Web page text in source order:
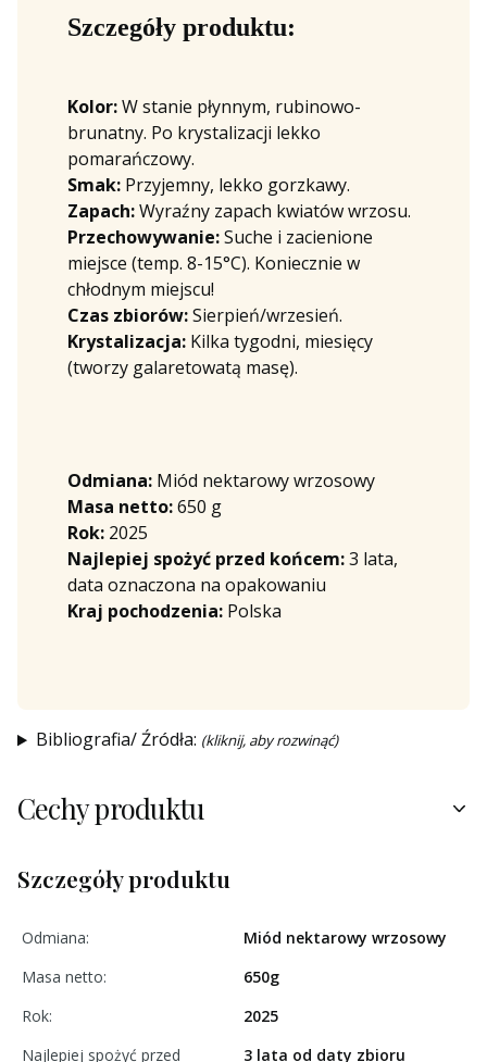
Szczegóły produktu:
Kolor:W stanie płynnym, rubinowo-
brunatny. Po krystalizacji lekko
pomarańczowy.
Smak: Przyjemny, lekko gorzkawy.
Zapach:Wyraźny zapach kwiatów wrzosu.
Przechowywanie:Suche i zacienione
miejsce (temp. 8-15°C). Koniecznie w
chłodnym miejscu!
Czas zbiorów:Sierpień/wrzesień.
Krystalizacja: Kilka tygodni, miesięcy
(tworzy galaretowatą masę).
Odmiana: Miód nektarowy wrzosowy
Masa netto:650 g
Rok: 2025
Najlepiej spożyć przed końcem:3 lata,
data oznaczona na opakowaniu
Kraj pochodzenia: Polska
Bibliografia/ Źródła: (kliknij, aby rozwinąć)
Cechy produktu
Szczegóły produktu
Odmiana:
Miód nektarowy wrzosowy
Masa netto:
650g
Rok:
2025
Najlepiej spożyć przed
3 lata od daty zbioru